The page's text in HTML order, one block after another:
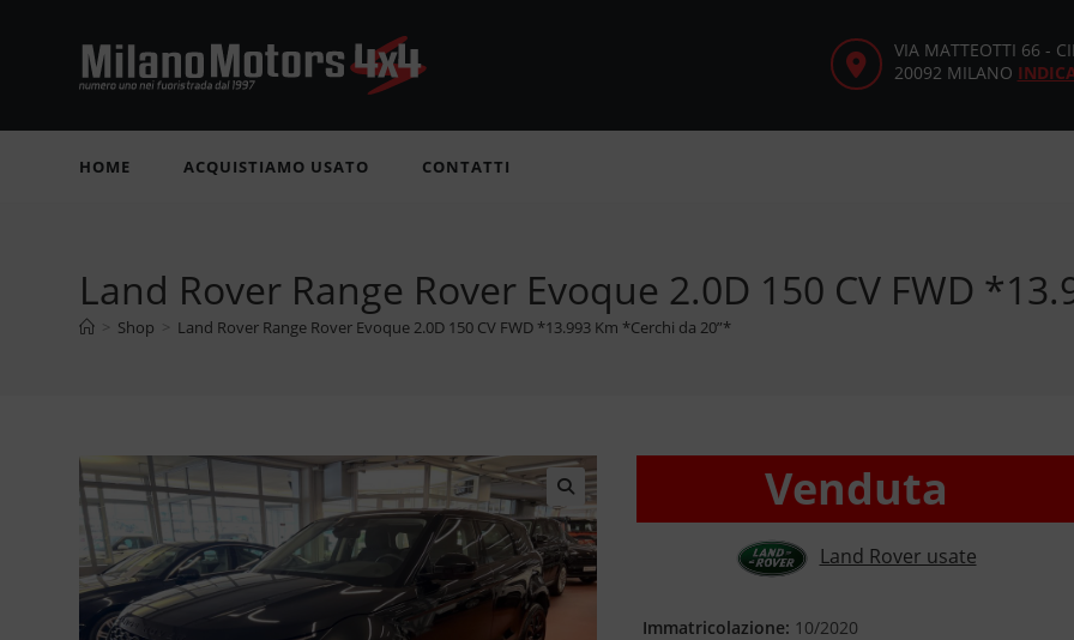
VIA MATTEOTTI 66 -
20092 MILANO
HOME ACQUISTIAMO USATO CONTATTI
Land Rover Range Rover Evoque 2.0D 150 CV FWD
> Shop > Land Rover Range Rover Evoque 2.0D 150 CV FWD *13.993 Km *Cerchi da 20”*
🔍
Venduta
Land Rover usate
Immatricolazione: 10/2020